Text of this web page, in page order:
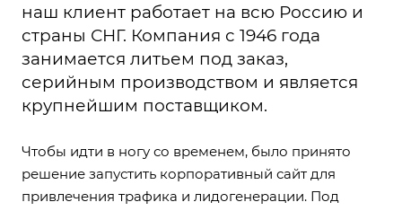
наш клиент работает на всю Россию и
страны СНГ. Компания с 1946 года
занимается литьем под заказ,
серийным производством и является
крупнейшим поставщиком.
Чтобы идти в ногу со временем, было принято
решение запустить корпоративный сайт для
привлечения трафика и лидогенерации. Под